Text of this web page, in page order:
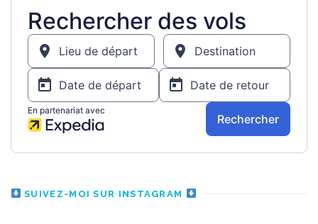
SUIVEZ-MOI SUR INSTAGRAM